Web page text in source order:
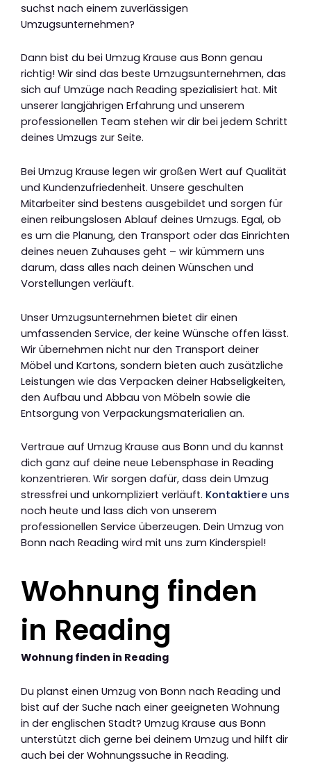
suchst nach einem zuverlässigen
Umzugsunternehmen?
Dann bist du bei Umzug Krause aus Bonn genau
richtig! Wir sind das beste Umzugsunternehmen, das
sich auf Umzüge nach Reading spezialisiert hat. Mit
unserer langjährigen Erfahrung und unserem
professionellen Team stehen wir dir bei jedem Schritt
deines Umzugs zur Seite.
Bei Umzug Krause legen wir großen Wert auf Qualität
und Kundenzufriedenheit. Unsere geschulten
Mitarbeiter sind bestens ausgebildet und sorgen für
einen reibungslosen Ablauf deines Umzugs. Egal, ob
es um die Planung, den Transport oder das Einrichten
deines neuen Zuhauses geht – wir kümmern uns
darum, dass alles nach deinen Wünschen und
Vorstellungen verläuft.
Unser Umzugsunternehmen bietet dir einen
umfassenden Service, der keine Wünsche offen lässt.
Wir übernehmen nicht nur den Transport deiner
Möbel und Kartons, sondern bieten auch zusätzliche
Leistungen wie das Verpacken deiner Habseligkeiten,
den Aufbau und Abbau von Möbeln sowie die
Entsorgung von Verpackungsmaterialien an.
Vertraue auf Umzug Krause aus Bonn und du kannst
dich ganz auf deine neue Lebensphase in Reading
konzentrieren. Wir sorgen dafür, dass dein Umzug
stressfrei und unkompliziert verläuft. Kontaktiere uns
noch heute und lass dich von unserem
professionellen Service überzeugen. Dein Umzug von
Bonn nach Reading wird mit uns zum Kinderspiel!
Wohnung finden
in Reading
Wohnung finden in Reading
Du planst einen Umzug von Bonn nach Reading und
bist auf der Suche nach einer geeigneten Wohnung
in der englischen Stadt? Umzug Krause aus Bonn
unterstützt dich gerne bei deinem Umzug und hilft dir
auch bei der Wohnungssuche in Reading.